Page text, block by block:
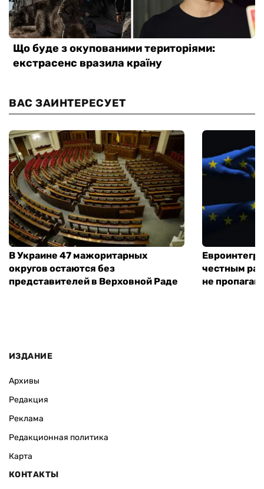
ВАС ЗАИНТЕРЕСУЕТ
В Украине 47 мажоритарных
округов остаются без
представителей в Верховной Раде
честным
не
ИЗДАНИЕ
Архивы
Редакция
Реклама
Редакционная политика
Карта
КОНТАКТЫ